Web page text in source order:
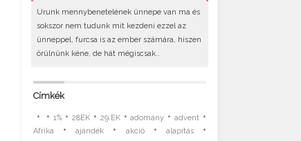
Urunk mennybenetelének ünnepe van ma és
sokszor nem tudunk mit kezdeni ezzel az
ünneppel, furcsa is az ember számára, hiszen
örülnünk kéne, de hát mégiscsak..
Címkék
• •1% • 28EK • 29.EK•adomány •advent •
Afrika •ajándék • akció• alapítás•